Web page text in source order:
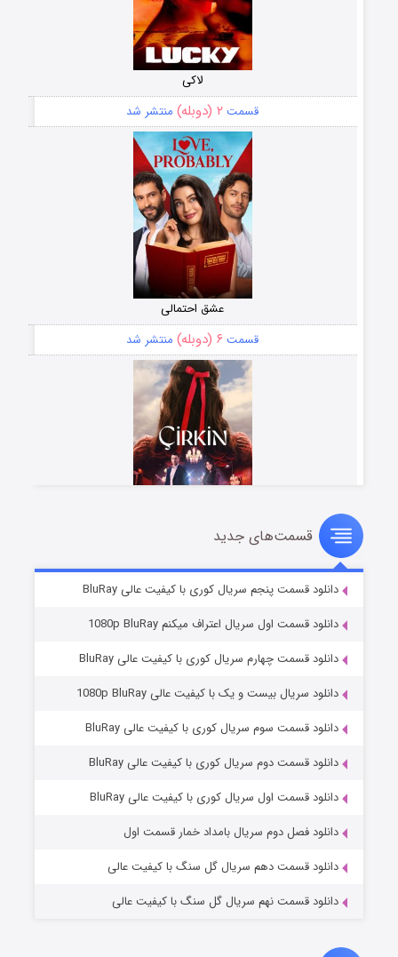
لاکی
قسمت ۲ (دوبله) منتشر شد
عشق احتمالی
قسمت ۶ (دوبله) منتشر شد
سریال زشت
قسمت۵ (زیرنویس) منتشر شد
وستی ها
قسمت۱ (زیرنویس) منتشر شد
قسمت‌های جدید
دانلود قسمت پنجم سریال کوری با کیفیت عالی BluRay
دانلود قسمت اول سریال اعتراف میکنم 1080p BluRay
دانلود قسمت چهارم سریال کوری با کیفیت عالی BluRay
دانلود سریال بیست و یک با کیفیت عالی 1080p BluRay
دانلود قسمت سوم سریال کوری با کیفیت عالی BluRay
دانلود قسمت دوم سریال کوری با کیفیت عالی BluRay
دانلود قسمت اول سریال کوری با کیفیت عالی BluRay
دانلود فصل دوم سریال بامداد خمار قسمت اول
دانلود قسمت دهم سریال گل سنگ با کیفیت عالی
دانلود قسمت نهم سریال گل سنگ با کیفیت عالی